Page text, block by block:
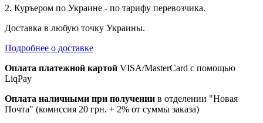
2. Куръером по Украине - по тарифу перевозчика.
Доставка в любую точку Украины.
Подробнее о доставке
Оплата платежной картой VISA/MasterCard с помощью
LiqPay
Оплата наличными при получении в отделении "Новая
Почта" (комиссия 20 грн. + 2% от суммы заказа)